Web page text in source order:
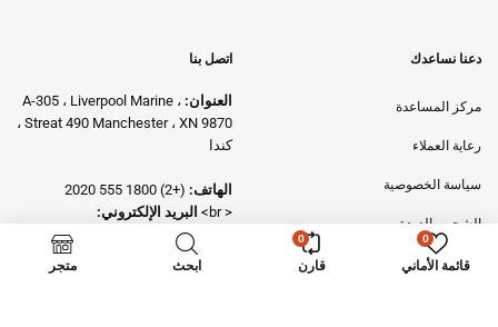
دعنا نساعدك
مركز المساعدة
رعاية العملاء
سياسة الخصوصية
الشحن والعودة
اتصل بنا
اتصل بنا
العنوان: A-305 ، Liverpool Marine ،
Streat 490 Manchester ، XN 9870 ،
كندا
الهاتف: (+2) 1800 555 2020
< br>
البريد الإلكتروني:
infor@boostheme.com
0
قائمة الأماني
0
قارن ابحث متجر